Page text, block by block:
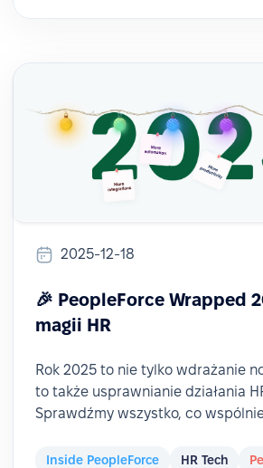
2025-12-18
🎉 PeopleForce Wrapped
magii HR
Rok 2025 to nie tylko wdrażanie
to także usprawnianie działania
Sprawdźmy wszystko, co
Inside PeopleForce HR Tech